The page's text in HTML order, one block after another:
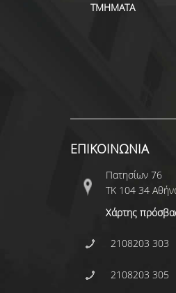
ΤΜΗΜΑΤΑ
ΕΠΙΚΟΙΝΩΝΙΑ
Πατησίων 76
ΤΚ 104 34
Χάρτης
2108203 303
2108203 305